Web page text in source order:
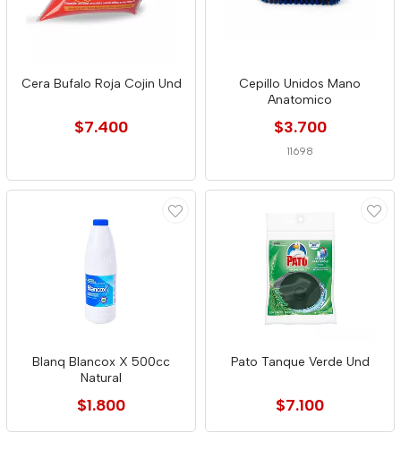
Cera Bufalo Roja Cojin Und
$7.400
Cepillo Unidos Mano
Anatomico
$3.700
11698
Blanq Blancox X 500cc
Natural
$1.800
Pato Tanque Verde Und
$7.100